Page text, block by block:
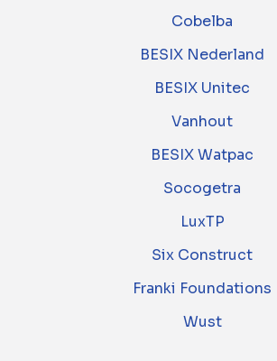
Cobelba
BESIX Nederland
BESIX Unitec
Vanhout
BESIX Watpac
Socogetra
LuxTP
Six Construct
Franki Foundations
Wust